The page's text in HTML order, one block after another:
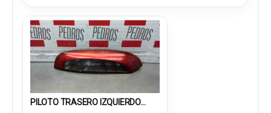
PILOTO TRASERO IZQUIERDO...